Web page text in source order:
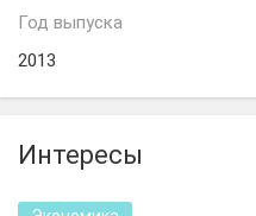
Год выпуска
2013
Интересы